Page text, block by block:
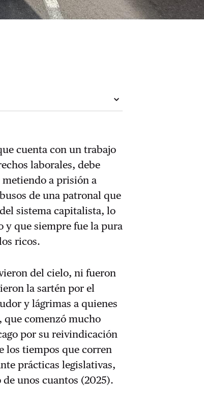
cuenta con un trabajo
laborales, debe
metiendo a prisión a
de una patronal que
sistema capitalista, lo
y que siempre fue la pura
ricos.
del cielo, ni fueron
la sartén por el
y lágrimas a quienes
que comenzó mucho
por su reivindicación
los tiempos que corren
prácticas legislativas,
unos cuantos (2025).